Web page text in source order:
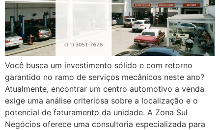
Você busca um investimento sólido e com retorno
garantido no ramo de serviços mecânicos neste ano?
Atualmente, encontrar um centro automotivo a venda
exige uma análise criteriosa sobre a localização e o
potencial de faturamento da unidade. A Zona Sul
Negócios oferece uma consultoria especializada para